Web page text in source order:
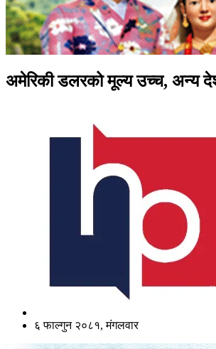
अमेरिकी डलरको मूल्य उच्च, अन्य
६ फाल्गुन २०८१, मंगलवार